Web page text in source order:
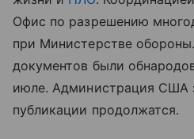
Офис по разрешению
при Министерстве
документов были
июле. Администрация США
публикации продолжатся.